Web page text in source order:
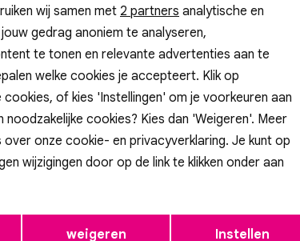
eerste op de hoogte zijn?
nieuwsbrief en ontvang dan ook gelijk €5,- korting!
Aanmelden
data omgaan? Bekijk dit in onze privacyverklaring.
Gratis retourneren in onze winkel
Klantenservice
Marketing cookies
Opslaan
wij samen met 2 partners analytische en
gedrag anoniem te analyseren,
te tonen en relevante advertenties aan te
welke cookies je accepteert. Klik op
of kies 'Instellingen' om je voorkeuren aan
noodzakelijke cookies? Kies dan 'Weigeren'. Meer
over onze cookie- en privacyverklaring. Je kunt op
wijzigingen door op de link te klikken onder aan
weigeren Instellen